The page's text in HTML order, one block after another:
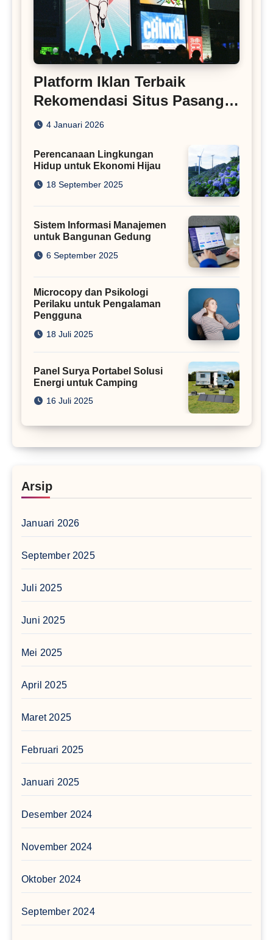
Platform Iklan Terbaik
Rekomendasi Situs Pasang
Iklan
4 Januari 2026
Perencanaan Lingkungan
Hidup untuk Ekonomi Hijau
18 September 2025
Sistem Informasi Manajemen
untuk Bangunan Gedung
6 September 2025
Microcopy dan Psikologi
Perilaku untuk Pengalaman
Pengguna
18 Juli 2025
Panel Surya Portabel Solusi
Energi untuk Camping
16 Juli 2025
Arsip
Januari 2026
September 2025
Juli 2025
Juni 2025
Mei 2025
April 2025
Maret 2025
Februari 2025
Januari 2025
Desember 2024
November 2024
Oktober 2024
September 2024